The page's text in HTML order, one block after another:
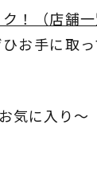
！（店舗一
お手に取
気に入り～